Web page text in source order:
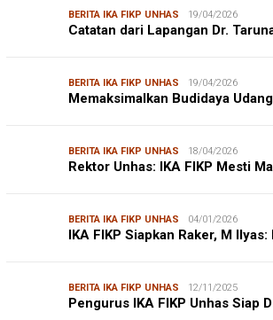
BERITA IKA FIKP UNHAS 19/04/2026
Catatan dari Lapangan Dr.
BERITA IKA FIKP UNHAS 19/04/2026
Memaksimalkan Budidaya
BERITA IKA FIKP UNHAS 18/04/2026
Rektor Unhas: IKA FIKP Mesti
BERITA IKA FIKP UNHAS 04/01/2026
IKA FIKP Siapkan Raker, M Ilyas:
BERITA IKA FIKP UNHAS 12/11/2025
Pengurus IKA FIKP Unhas Siap